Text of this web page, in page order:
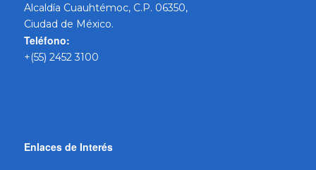
Alcaldía Cuauhtémoc, C.P. 06350,
Ciudad de México.
Teléfono:
+(55) 2452 3100
Enlaces de Interés